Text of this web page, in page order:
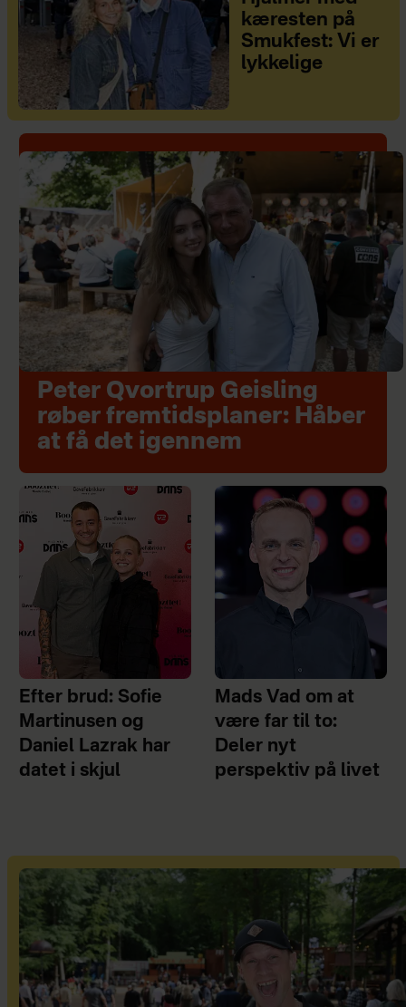
kæresten på
Smukfest: Vi er
lykkelige
Peter Qvortrup Geisling
røber fremtidsplaner: Håber
at få det igennem
Efter brud: Sofie
Martinusen og
Daniel Lazrak har
datet i skjul
Mads Vad om at
være far til to:
Deler nyt
perspektiv på livet